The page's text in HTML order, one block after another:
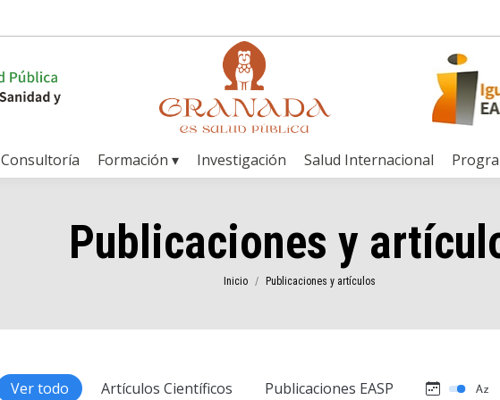
Consultoría Formación ▾ Investigación Salud Internacional
Publicaciones y
Estás aquí:
Inicio Publicaciones y artículos
Ver todo Artículos Científicos Publicaciones EASP